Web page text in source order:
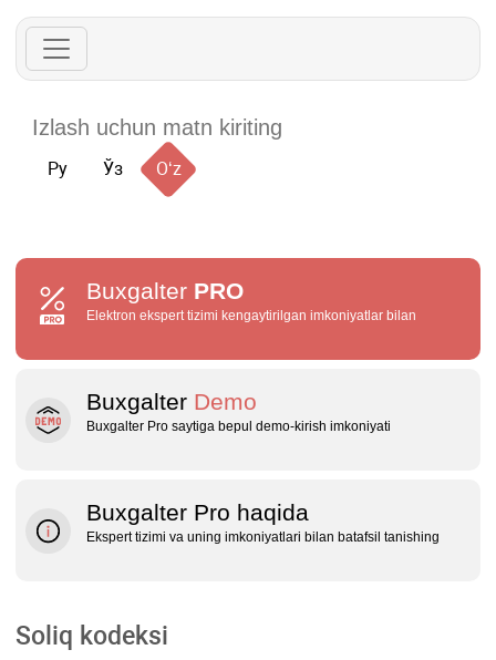
Ру Ўз Oʻz
Buxgalter PRO
Elektron ekspert tizimi kengaytirilgan imkoniyatlar bilan
Buxgalter Demo
Buxgalter Pro saytiga bepul demo‑kirish imkoniyati
Buxgalter Pro haqida
Ekspert tizimi va uning imkoniyatlari bilan batafsil tanishing
Soliq kodeksi